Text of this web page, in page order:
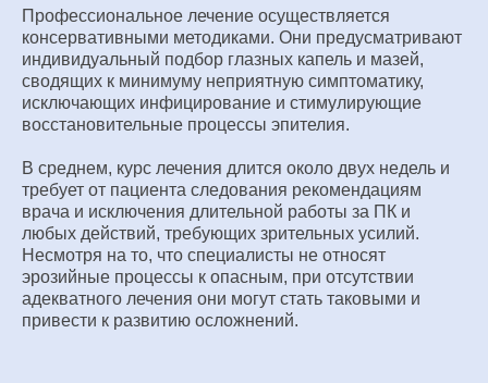
Профессиональное лечение осуществляется
консервативными методиками. Они предусматривают
индивидуальный подбор глазных капель и мазей,
сводящих к минимуму неприятную симптоматику,
исключающих инфицирование и стимулирующие
восстановительные процессы эпителия.
В среднем, курс лечения длится около двух недель и
требует от пациента следования рекомендациям
врача и исключения длительной работы за ПК и
любых действий, требующих зрительных усилий.
Несмотря на то, что специалисты не относят
эрозийные процессы к опасным, при отсутствии
адекватного лечения они могут стать таковыми и
привести к развитию осложнений.